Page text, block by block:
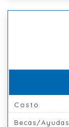
Costo
Becas/Ayudas